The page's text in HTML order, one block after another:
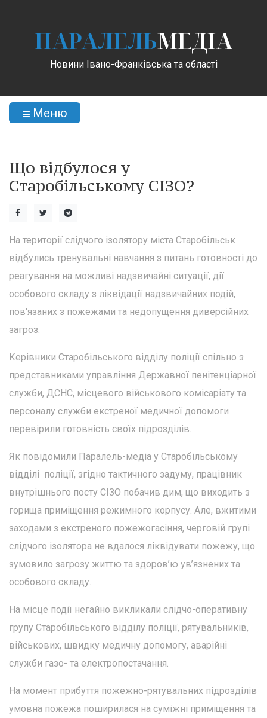
ПАРАЛЕЛЬМЕДІА
Новини Івано-Франківська та області
Меню
Що відбулося у
Старобільському СІЗО?
На території слідчого ізолятору міста Старобільськ
відбулись тренувальні навчання з питань готовності до
реагування на можливі надзвичайні ситуації, дії
особового складу з ліквідації надзвичайних подій,
пов'язаних з пожежами та недопущення диверсійних
загроз.
Керівники Старобільського відділу поліції спільно з
представниками управління Державної пенітенціарної
служби, ДСНС, місцевого військового комісаріату та
персоналу служби екстреної медичної допомоги
перевірили готовність своїх підрозділів.
Як повідомили Паралель-медіа у Старобільському
відділі поліції, згідно тактичного задуму, працівник
внутрішнього посту СІЗО побачив дим, що виходить з
горища приміщення режимного корпусу. Але, вжитими
заходами з екстреного пожежогасіння, черговій групі
слідчого ізолятора не вдалося ліквідувати пожежу, що
зумовило загрозу життю та здоров’ю ув’язнених та
особового складу.
На місце події негайно викликали слідчо-оперативну
групу Старобільського відділу поліції, рятувальників,
військових, швидку медичну допомогу, аварійні
служби газо- та електропостачання.
На момент прибуття пожежно-рятувальних підрозділів
умовна пожежа поширилася на суміжні приміщення та